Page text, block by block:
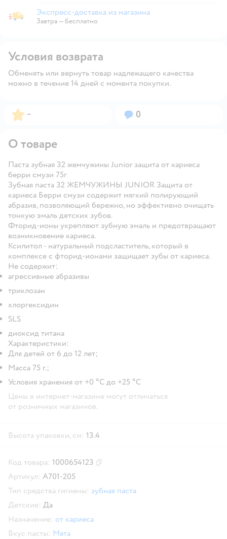
Экспресс-доставка из магазина
Экспресс-доставка из магазина
Завтра—бесплатно
Условия возврата
Обменять или вернуть товар надлежащего качества
можно в течение 14 дней с момента покупки.
Рейтинг:
– Вопросов:
0
О товаре
Паста зубная 32 жемчужины Junior защита от кариеса
берри смузи 75г
Зубная паста 32 ЖЕМЧУЖИНЫ JUNIOR Защита от
кариеса Берри смузи содержит мягкий полирующий
абразив, позволяющий бережно, но эффективно очищать
тонкую эмаль детских зубов.
Фторид-ионы укрепляют зубную эмаль и предотвращают
возникновение кариеса.
Ксилитол - натуральный подсластитель, который в
комплексе с фторид-ионами защищает зубы от кариеса.
Не содержит:
агрессивные абразивы
триклозан
хлоргексидин
SLS
диоксид титана
Характеристики:
Для детей от 6 до 12 лет;
Масса 75 г.;
Условия хранения от +0 °C до +25 °С
Цены в интернет-магазине могут отличаться
от розничных магазинов.
Высота упаковки, см: 13.4
Код товара: 1000654123
Артикул: А701-205
Тип средства гигиены: зубная паста
Детские: Да
Назначение: от кариеса
Вкус пасты: Мята